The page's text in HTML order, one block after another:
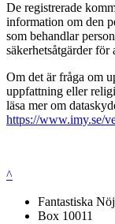
De registrerade
information om den
som behandlar
säkerhetsåtgärder för
Om det är fråga om
uppfattning eller
läsa mer om
https://www.imy.se/
^
Fantastiska
Box 10011